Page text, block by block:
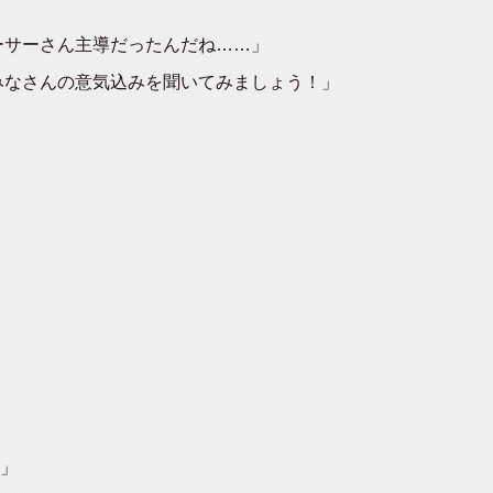
ーさん主導だったんだね……」
さんの意気込みを聞いてみましょう！」